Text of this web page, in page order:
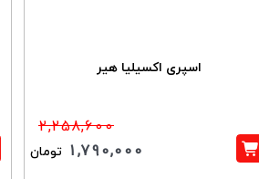
اسپری اکسیلیا هیر
2,258,600
1,790,000 تومان